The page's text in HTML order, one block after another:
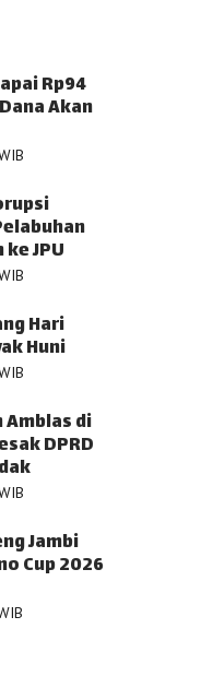
Rp94
Akan
JPU
Hari
Huni
Amblas di
DPRD
Jambi
Cup 2026